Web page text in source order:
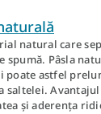
natural care
spumă. Pâsla
poate astfel
saltelei.
și aderența